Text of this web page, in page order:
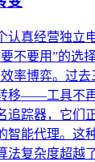
认真经营独立
不要用”的选
率博弈。过
移——工具不
追踪器，它们
智能代理。这
法复杂度超越